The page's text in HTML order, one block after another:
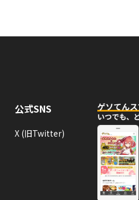
さとゆき 12月24日
したのに進めませんでした。
公式SNS
X (旧Twitter)